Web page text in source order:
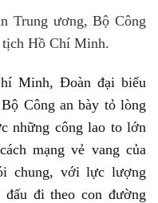
Trung ương, Bộ Công
tịch Hồ Chí Minh.
Minh, Đoàn đại biểu
Công an bày tỏ lòng
những công lao to lớn
mạng vẻ vang của
chung, với lực lượng
đi theo con đường